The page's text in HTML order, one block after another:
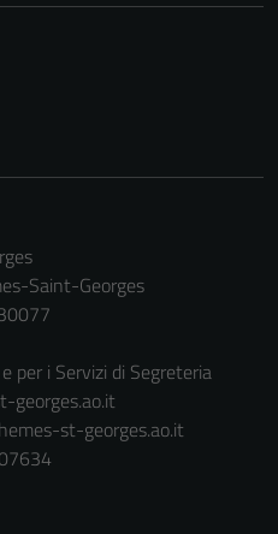
Saint-Georges
per i Servizi di Segreteria
georges.ao.it
st-georges.ao.it
per il
funzionamento
possono
essere
disabilitati.
Questi cookie